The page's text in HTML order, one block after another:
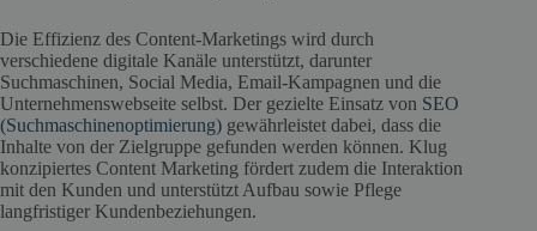
Die Effizienz des Content-Marketings wird durch
verschiedene digitale Kanäle unterstützt, darunter
Suchmaschinen, Social Media, Email-Kampagnen und die
Unternehmenswebseite selbst. Der gezielte Einsatz von SEO
(Suchmaschinenoptimierung) gewährleistet dabei, dass die
Inhalte von der Zielgruppe gefunden werden können. Klug
konzipiertes Content Marketing fördert zudem die Interaktion
mit den Kunden und unterstützt Aufbau sowie Pflege
langfristiger Kundenbeziehungen.